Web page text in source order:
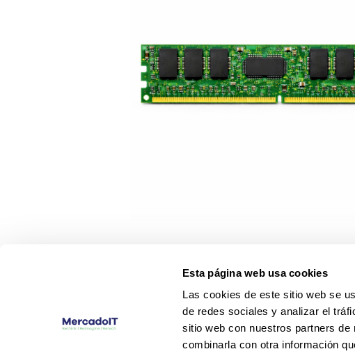
Esta página web usa cookies
Las cookies de este sitio web se
de redes sociales y analizar el
sitio web con nuestros partners
combinarla con otra información